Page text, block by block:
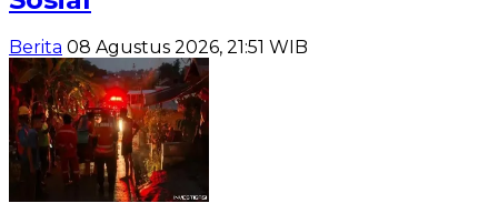
Berita 08 Agustus 2026, 21:51 WIB